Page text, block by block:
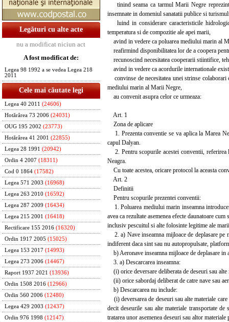
Legături cu alte acte
nu a modificat niciun act
A fost modificat de:
Legea 98 1992 a se vedea Legea 218
2011
Cele mai căutate legi
Legea 40 2011 (24606)
Hotărârea 73 2006 (24031)
OUG 195 2002 (23773)
Hotărârea 41 2001 (22855)
Legea 28 1991 (20942)
Ordin 4 2007 (18311)
Cod 0 1864 (17582)
Legea 571 2003 (16968)
Legea 263 2010 (16592)
Legea 287 2009 (16434)
Legea 215 2001 (16418)
Rectificare 155 2016 (16320)
Ordin 1917 2005 (15025)
Legea 153 2017 (14993)
Legea 273 2006 (14467)
Raport 1937 2021 (13936)
Ordin 1508 2016 (12966)
Ordin 560 2006 (12480)
Legea 429 2003 (12437)
Ordin 976 1998 (12147)
tinind seama ca tarmul Marii Negre
insemnate in domeniul sanatatii publice si
luind in considerare caracteristicile
temperatura si de compozitie ale apei marii,
avind in vedere ca poluarea mediului marin al
reafirmind disponibilitatea lor de a coopera
recunoscind necesitatea cooperarii stiintifice,
avind in vedere ca acordurile internationale
convinse de necesitatea unei strinse colaborari
mediului marin al Marii Negre,
au convenit asupra celor ce urmeaza:
Art. 1
Zona de aplicare
1. Prezenta conventie se va aplica la Marea
capul Dalyan.
2. Pentru scopurile acestei conventii, referirea
Neagra.
Cu toate acestea, oricare protocol la aceasta
Art. 2
Definitii
Pentru scopurile prezentei conventii:
1. Poluarea mediului marin inseamna
avea ca rezultate asemenea efecte daunatoare
inclusiv pescuitul si alte folosinte legitime ale
2. a) Nave inseamna mijloace de deplasare pe
indiferent daca sint sau nu autopropulsate,
b) Aeronave inseamna mijloace de deplasare in
3. a) Descarcarea inseamna:
(i) orice deversare deliberata de deseuri sau alte
(ii) orice sabordaj deliberat de catre nave sau
b) Descarcarea nu include:
(i) deversarea de deseuri sau alte materiale
decit deseurile sau alte materiale transportate
tratarea unor asemenea deseuri sau altor materiale